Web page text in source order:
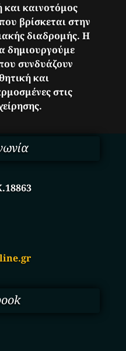
και καινοτόμος
βρίσκεται στην
διαδρομής. Η
δημιουργούμε
συνδυάζουν
και
στις